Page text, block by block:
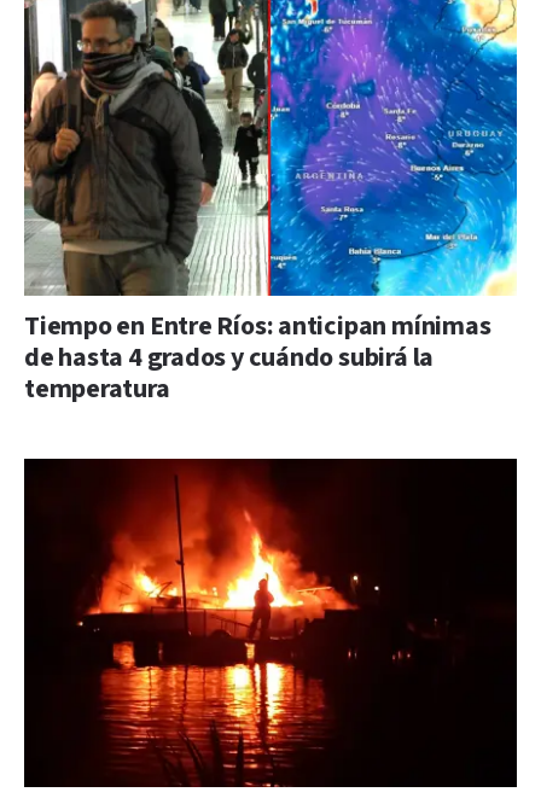
Tiempo en Entre Ríos: anticipan mínimas
de hasta 4 grados y cuándo subirá la
temperatura